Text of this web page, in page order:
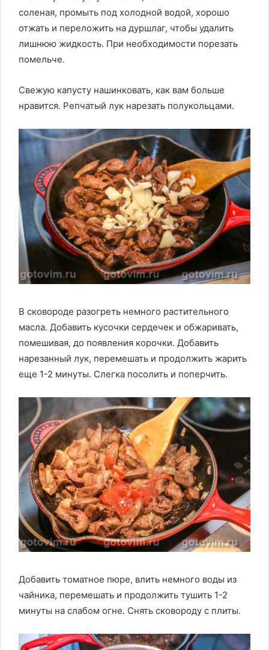
соленая, промыть под холодной водой, хорошо
отжать и переложить на дуршлаг, чтобы удалить
лишнюю жидкость. При необходимости порезать
помельче.
Свежую капусту нашинковать, как вам больше
нравится. Репчатый лук нарезать полукольцами.
В сковороде разогреть немного растительного
масла. Добавить кусочки сердечек и обжаривать,
помешивая, до появления корочки. Добавить
нарезанный лук, перемешать и продолжить жарить
еще 1-2 минуты. Слегка посолить и поперчить.
Добавить томатное пюре, влить немного воды из
чайника, перемешать и продолжить тушить 1-2
минуты на слабом огне. Снять сковороду с плиты.